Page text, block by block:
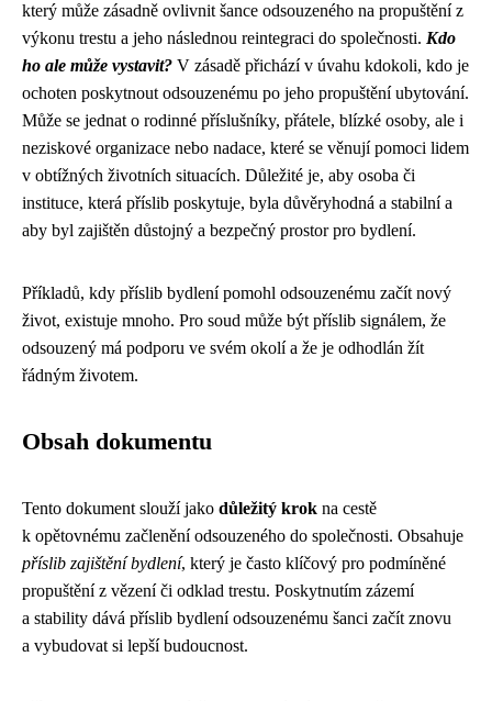
který může zásadně ovlivnit šance odsouzeného na propuštění z
výkonu trestu a jeho následnou reintegraci do společnosti. Kdo
ho ale může vystavit? V zásadě přichází v úvahu kdokoli, kdo je
ochoten poskytnout odsouzenému po jeho propuštění ubytování.
Může se jednat o rodinné příslušníky, přátele, blízké osoby, ale i
neziskové organizace nebo nadace, které se věnují pomoci lidem
v obtížných životních situacích. Důležité je, aby osoba či
instituce, která příslib poskytuje, byla důvěryhodná a stabilní a
aby byl zajištěn důstojný a bezpečný prostor pro bydlení.
Příkladů, kdy příslib bydlení pomohl odsouzenému začít nový
život, existuje mnoho. Pro soud může být příslib signálem, že
odsouzený má podporu ve svém okolí a že je odhodlán žít
řádným životem.
Obsah dokumentu
Tento dokument slouží jako důležitý krok na cestě
k opětovnému začlenění odsouzeného do společnosti. Obsahuje
příslib zajištění bydlení, který je často klíčový pro podmíněné
propuštění z vězení či odklad trestu. Poskytnutím zázemí
a stability dává příslib bydlení odsouzenému šanci začít znovu
a vybudovat si lepší budoucnost.